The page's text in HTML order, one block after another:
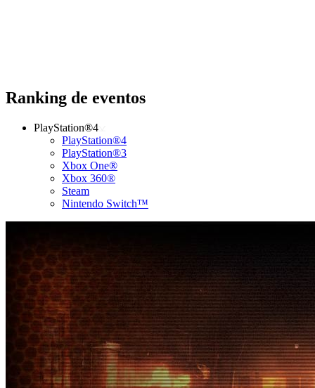
Ranking de eventos
PlayStation®4
PlayStation®4
PlayStation®3
Xbox One®
Xbox 360®
Steam
Nintendo Switch™